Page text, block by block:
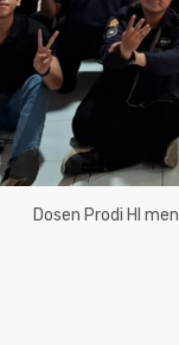
Dosen Prodi HI